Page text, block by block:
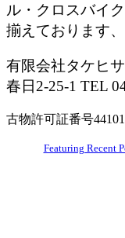
ル・クロスバイ
揃えております
有限会社タケヒ
春日2-25-1 TEL
古物許可証番号
Featuring Recent